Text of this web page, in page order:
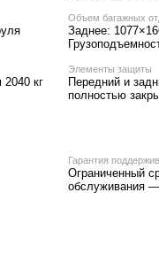
Объем багажных
Заднее:
кг
Элементы защиты
Передний и
полностью
Гарантия
Ограниченный
обслуживания